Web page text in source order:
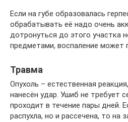
Если на губе образовалась
обрабатывать её надо очень
дотронуться до этого участка
предметами, воспаление может
Травма
Опухоль – естественная
нанесён удар. Ушиб не требует
проходит в течение пары дней.
распухла, но и рассечена, то на